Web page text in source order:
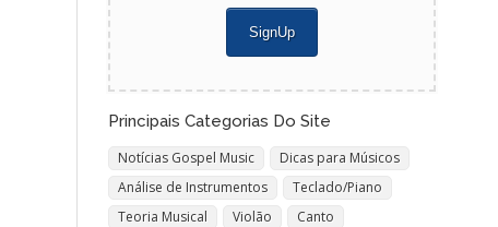
Principais Categorias Do Site
Notícias Gospel Music
Dicas para Músicos
Análise de Instrumentos
Teclado/Piano
Teoria Musical
Violão
Canto